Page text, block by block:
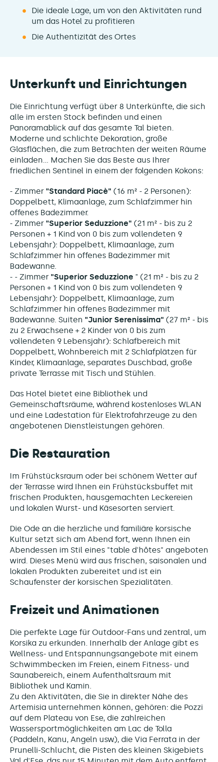
Die ideale Lage, um von den Aktivitäten rund
um das Hotel zu profitieren
Die Authentizität des Ortes
Unterkunft und Einrichtungen
Die Einrichtung verfügt über 8 Unterkünfte, die sich
alle im ersten Stock befinden und einen
Panoramablick auf das gesamte Tal bieten.
Moderne und schlichte Dekoration, große
Glasflächen, die zum Betrachten der weiten Räume
einladen... Machen Sie das Beste aus Ihrer
friedlichen Sentinel in einem der folgenden Kokons:
- Zimmer "Standard Piacè" (16 m² - 2 Personen):
Doppelbett, Klimaanlage, zum Schlafzimmer hin
offenes Badezimmer.
- Zimmer "Superior Seduzzione" (21 m² - bis zu 2
Personen + 1 Kind von 0 bis zum vollendeten 9.
Lebensjahr): Doppelbett, Klimaanlage, zum
Schlafzimmer hin offenes Badezimmer mit
Badewanne.
- - Zimmer "Superior Seduzzione " (21 m² - bis zu 2
Personen + 1 Kind von 0 bis zum vollendeten 9.
Lebensjahr): Doppelbett, Klimaanlage, zum
Schlafzimmer hin offenes Badezimmer mit
Badewanne. Suiten "Junior Serenissima" (27 m² - bis
zu 2 Erwachsene + 2 Kinder von 0 bis zum
vollendeten 9. Lebensjahr): Schlafbereich mit
Doppelbett, Wohnbereich mit 2 Schlafplätzen für
Kinder, Klimaanlage, separates Duschbad, große
private Terrasse mit Tisch und Stühlen.
Das Hotel bietet eine Bibliothek und
Gemeinschaftsräume, während kostenloses WLAN
und eine Ladestation für Elektrofahrzeuge zu den
angebotenen Dienstleistungen gehören.
Die Restauration
Im Frühstücksraum oder bei schönem Wetter auf
der Terrasse wird Ihnen ein Frühstücksbuffet mit
frischen Produkten, hausgemachten Leckereien
und lokalen Wurst- und Käsesorten serviert.
Die Ode an die herzliche und familiäre korsische
Kultur setzt sich am Abend fort, wenn Ihnen ein
Abendessen im Stil eines "table d'hôtes" angeboten
wird. Dieses Menü wird aus frischen, saisonalen und
lokalen Produkten zubereitet und ist ein
Schaufenster der korsischen Spezialitäten.
Freizeit und Animationen
Die perfekte Lage für Outdoor-Fans und zentral, um
Korsika zu erkunden. Innerhalb der Anlage gibt es
Wellness- und Entspannungsangebote mit einem
Schwimmbecken im Freien, einem Fitness- und
Saunabereich, einem Aufenthaltsraum mit
Bibliothek und Kamin.
Zu den Aktivitäten, die Sie in direkter Nähe des
Artemisia unternehmen können, gehören: die Pozzi
auf dem Plateau von Ese, die zahlreichen
Wassersportmöglichkeiten am Lac de Tolla
(Paddeln, Kanu, Angeln usw.), die Via Ferrata in der
Prunelli-Schlucht, die Pisten des kleinen Skigebiets